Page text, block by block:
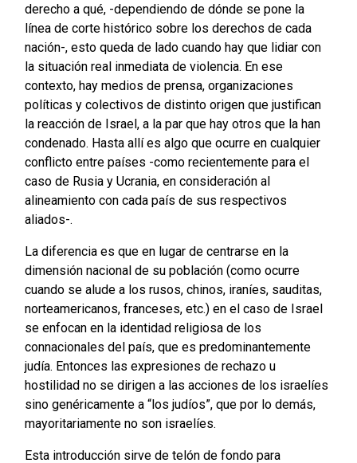
derecho a qué, -dependiendo de dónde se pone la
línea de corte histórico sobre los derechos de cada
nación-, esto queda de lado cuando hay que lidiar con
la situación real inmediata de violencia. En ese
contexto, hay medios de prensa, organizaciones
políticas y colectivos de distinto origen que justifican
la reacción de Israel, a la par que hay otros que la han
condenado. Hasta allí es algo que ocurre en cualquier
conflicto entre países -como recientemente para el
caso de Rusia y Ucrania, en consideración al
alineamiento con cada país de sus respectivos
aliados-.
La diferencia es que en lugar de centrarse en la
dimensión nacional de su población (como ocurre
cuando se alude a los rusos, chinos, iraníes, sauditas,
norteamericanos, franceses, etc.) en el caso de Israel
se enfocan en la identidad religiosa de los
connacionales del país, que es predominantemente
judía. Entonces las expresiones de rechazo u
hostilidad no se dirigen a las acciones de los israelíes
sino genéricamente a “los judíos”, que por lo demás,
mayoritariamente no son israelíes.
Esta introducción sirve de telón de fondo para